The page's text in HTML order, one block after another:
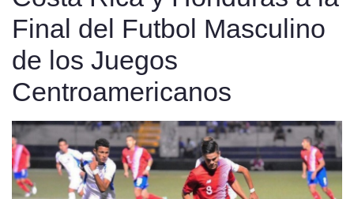
Final del Futbol Masculino
de los Juegos
Centroamericanos